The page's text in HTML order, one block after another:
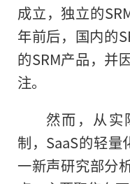
成立，独立的
年前后，国内的
的SRM产品，并
注。
然而，从实
制，SaaS的轻
一新声研究部分